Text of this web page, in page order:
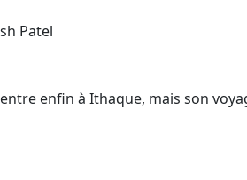
Patel
enfin à Ithaque, mais son